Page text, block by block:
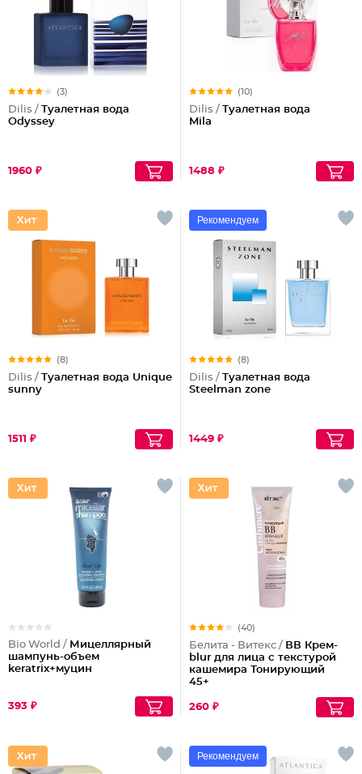
(3)
Dilis / Туалетная вода
Odyssey
1960 ₽
(10)
Dilis / Туалетная вода
Mila
1488 ₽
(8)
Dilis / Туалетная вода Unique
sunny
1511 ₽
Рекомендуем
(8)
Dilis / Туалетная вода
Steelman zone
1449 ₽
Bio World / Мицеллярный
шампунь-объем
keratrix+муцин
393 ₽
(40)
Белита - Витекс / ВВ Крем-
blur для лица с текстурой
кашемира Тонирующий
45+
260 ₽
Рекомендуем